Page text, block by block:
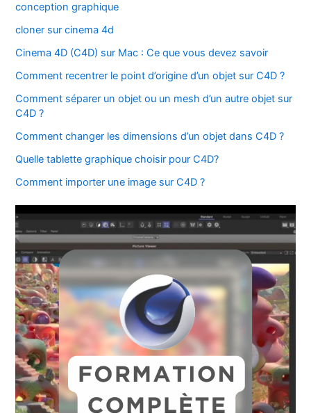
conception graphique
cloner sur cinema 4d
Cinema 4D (C4D) sur Mac : Ce que vous devez savoir
Comment recentrer le point d’origine d’un objet sur C4D ?
Comment séparer un objet ou un mesh d’un autre objet sur
C4D ?
Comment changer les dimensions d’un objet dans C4D ?
Quelle tablette graphique choisir pour C4D?
Comment importer une image sur C4D ?